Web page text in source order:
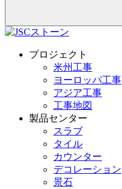
プロジェクト
米州工事
ヨーロッパ工事
アジア工事
工事地図
製品センター
スラブ
タイル
カウンター
デコレーション
景石